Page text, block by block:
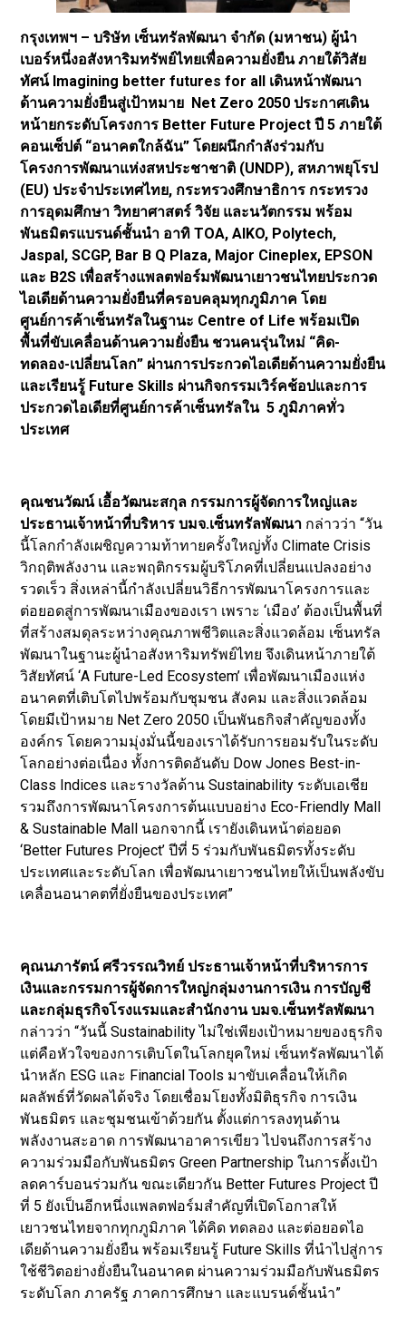
กรุงเทพฯ – บริษัท เซ็นทรัลพัฒนา จำกัด (มหาชน) ผู้นำ
เบอร์หนึ่งอสังหาริมทรัพย์ไทยเพื่อความยั่งยืน ภายใต้วิสัย
ทัศน์ Imagining better futures for all เดินหน้าพัฒนา
ด้านความยั่งยืนสู่เป้าหมาย Net Zero 2050 ประกาศเดิน
หน้ายกระดับโครงการ Better Future Project ปี 5 ภายใต้
คอนเซ็ปต์ “อนาคตใกล้ฉัน” โดยผนึกกำลังร่วมกับ
โครงการพัฒนาแห่งสหประชาชาติ (UNDP), สหภาพยุโรป
(EU) ประจำประเทศไทย, กระทรวงศึกษาธิการ กระทรวง
การอุดมศึกษา วิทยาศาสตร์ วิจัย และนวัตกรรม พร้อม
พันธมิตรแบรนด์ชั้นนำ อาทิ TOA, AIKO, Polytech,
Jaspal, SCGP, Bar B Q Plaza, Major Cineplex, EPSON
และ B2S เพื่อสร้างแพลตฟอร์มพัฒนาเยาวชนไทยประกวด
ไอเดียด้านความยั่งยืนที่ครอบคลุมทุกภูมิภาค โดย
ศูนย์การค้าเซ็นทรัลในฐานะ Centre of Life พร้อมเปิด
พื้นที่ขับเคลื่อนด้านความยั่งยืน ชวนคนรุ่นใหม่ “คิด-
ทดลอง-เปลี่ยนโลก” ผ่านการประกวดไอเดียด้านความยั่งยืน
และเรียนรู้ Future Skills ผ่านกิจกรรมเวิร์คช้อปและการ
ประกวดไอเดียที่ศูนย์การค้าเซ็นทรัลใน 5 ภูมิภาคทั่ว
ประเทศ
คุณชนวัฒน์ เอื้อวัฒนะสกุล กรรมการผู้จัดการใหญ่และ
ประธานเจ้าหน้าที่บริหาร บมจ.เซ็นทรัลพัฒนา กล่าวว่า “วัน
นี้โลกกำลังเผชิญความท้าทายครั้งใหญ่ทั้ง Climate Crisis
วิกฤติพลังงาน และพฤติกรรมผู้บริโภคที่เปลี่ยนแปลงอย่าง
รวดเร็ว สิ่งเหล่านี้กำลังเปลี่ยนวิธีการพัฒนาโครงการและ
ต่อยอดสู่การพัฒนาเมืองของเรา เพราะ ‘เมือง’ ต้องเป็นพื้นที่
ที่สร้างสมดุลระหว่างคุณภาพชีวิตและสิ่งแวดล้อม เซ็นทรัล
พัฒนาในฐานะผู้นำอสังหาริมทรัพย์ไทย จึงเดินหน้าภายใต้
วิสัยทัศน์ ‘A Future-Led Ecosystem’ เพื่อพัฒนาเมืองแห่ง
อนาคตที่เติบโตไปพร้อมกับชุมชน สังคม และสิ่งแวดล้อม
โดยมีเป้าหมาย Net Zero 2050 เป็นพันธกิจสำคัญของทั้ง
องค์กร โดยความมุ่งมั่นนี้ของเราได้รับการยอมรับในระดับ
โลกอย่างต่อเนื่อง ทั้งการติดอันดับ Dow Jones Best-in-
Class Indices และรางวัลด้าน Sustainability ระดับเอเชีย
รวมถึงการพัฒนาโครงการต้นแบบอย่าง Eco-Friendly Mall
& Sustainable Mall นอกจากนี้ เรายังเดินหน้าต่อยอด
‘Better Futures Project’ ปีที่ 5 ร่วมกับพันธมิตรทั้งระดับ
ประเทศและระดับโลก เพื่อพัฒนาเยาวชนไทยให้เป็นพลังขับ
เคลื่อนอนาคตที่ยั่งยืนของประเทศ”
คุณนภารัตน์ ศรีวรรณวิทย์ ประธานเจ้าหน้าที่บริหารการ
เงินและกรรมการผู้จัดการใหญ่กลุ่มงานการเงิน การบัญชี
และกลุ่มธุรกิจโรงแรมและสำนักงาน บมจ.เซ็นทรัลพัฒนา
กล่าวว่า “วันนี้ Sustainability ไม่ใช่เพียงเป้าหมายของธุรกิจ
แต่คือหัวใจของการเติบโตในโลกยุคใหม่ เซ็นทรัลพัฒนาได้
นำหลัก ESG และ Financial Tools มาขับเคลื่อนให้เกิด
ผลลัพธ์ที่วัดผลได้จริง โดยเชื่อมโยงทั้งมิติธุรกิจ การเงิน
พันธมิตร และชุมชนเข้าด้วยกัน ตั้งแต่การลงทุนด้าน
พลังงานสะอาด การพัฒนาอาคารเขียว ไปจนถึงการสร้าง
ความร่วมมือกับพันธมิตร Green Partnership ในการตั้งเป้า
ลดคาร์บอนร่วมกัน ขณะเดียวกัน Better Futures Project ปี
ที่ 5 ยังเป็นอีกหนึ่งแพลตฟอร์มสำคัญที่เปิดโอกาสให้
เยาวชนไทยจากทุกภูมิภาค ได้คิด ทดลอง และต่อยอดไอ
เดียด้านความยั่งยืน พร้อมเรียนรู้ Future Skills ที่นำไปสู่การ
ใช้ชีวิตอย่างยั่งยืนในอนาคต ผ่านความร่วมมือกับพันธมิตร
ระดับโลก ภาครัฐ ภาคการศึกษา และแบรนด์ชั้นนำ”